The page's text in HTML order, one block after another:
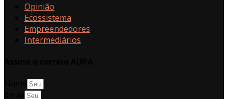
Opinião
Ecossistema
Empreendedores
Intermediários